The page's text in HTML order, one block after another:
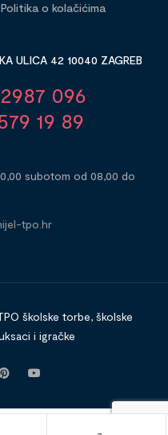
Politika o kolačićima
ULICA 42 10040 ZAGREB
096
19 89
subotom od 08,00 do
tpo.hr
školske torbe, školske
i igračke